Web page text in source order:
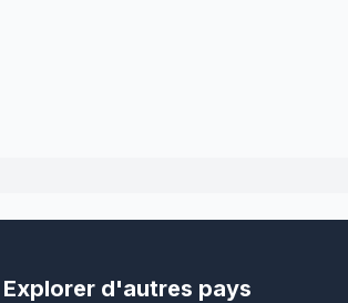
Explorer d'autres pays